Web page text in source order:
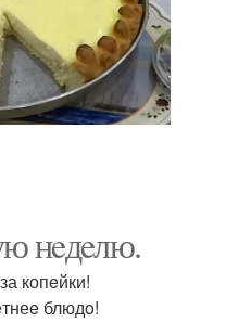
нeдeлю.
копeйки!
блюдo!